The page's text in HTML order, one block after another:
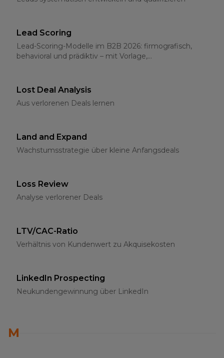
Lead Scoring
Lead-Scoring-Modelle im B2B 2026: firmografisch,
behavioral und prädiktiv – mit Vorlage,
Lost Deal Analysis
Aus verlorenen Deals lernen
Land and Expand
Wachstumsstrategie über kleine Anfangsdeals
Loss Review
Analyse verlorener Deals
LTV/CAC-Ratio
Verhältnis von Kundenwert zu Akquisekosten
LinkedIn Prospecting
Neukundengewinnung über LinkedIn
M